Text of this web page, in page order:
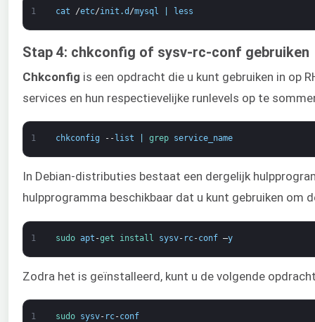
1 cat /etc/init .d /mysql less
Stap 4: chkconfig of sysv-rc-conf gebruiken
Chkconfig is een opdracht die u kunt gebruiken in op
services en hun respectievelijke runlevels op te
1 chkconfig -- list grep service_name
In Debian-distributies bestaat een dergelijk
hulpprogramma beschikbaar dat u kunt gebruiken
1 sudo apt -get install sysv- rc-conf –y
Zodra het is geïnstalleerd, kunt u de volgende
1 sudo sysv- rc-conf